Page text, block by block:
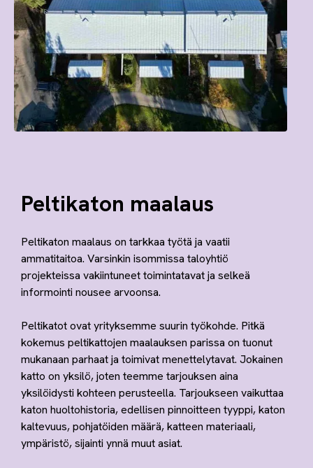
Peltikaton maalaus
Peltikaton maalaus on tarkkaa työtä ja vaatii
ammatitaitoa. Varsinkin isommissa taloyhtiö
projekteissa vakiintuneet toimintatavat ja selkeä
informointi nousee arvoonsa.
Peltikatot ovat yrityksemme suurin työkohde. Pitkä
kokemus peltikattojen maalauksen parissa on tuonut
mukanaan parhaat ja toimivat menettelytavat. Jokainen
katto on yksilö, joten teemme tarjouksen aina
yksilöidysti kohteen perusteella. Tarjoukseen vaikuttaa
katon huoltohistoria, edellisen pinnoitteen tyyppi, katon
kaltevuus, pohjatöiden määrä, katteen materiaali,
ympäristö, sijainti ynnä muut asiat.